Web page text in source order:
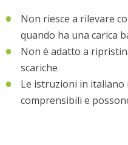
Non riesce a rilevare
quando ha una carica
Non è adatto a
scariche
Le istruzioni in italiano
comprensibili e